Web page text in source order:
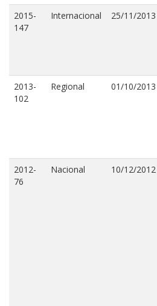
2015-
147
Internacional 25/11/2013
2013-
102
Regional 01/10/2013
2012-
76
Nacional 10/12/2012